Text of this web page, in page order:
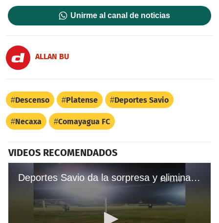
Unirme al canal de noticias
ALLAN BU
Descenso Platense Deportes Savio
Necaxa Comayagua FC
VIDEOS RECOMENDADOS
Deportes Savio da la sorpresa y elimina a Honduras Pogreso de la Copa Presidente en tanda de penales